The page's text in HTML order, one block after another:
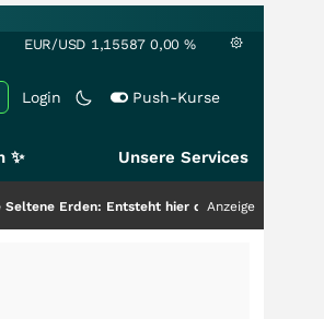
EUR/USD 1,15587 0,00 %
Login Push-Kurse
✨ Unsere Services
Entsteht hier die nächste Milliardenstory?
Anzeige